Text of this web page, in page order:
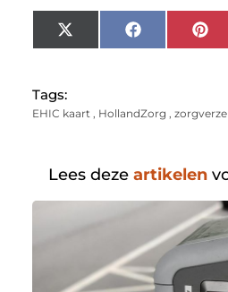
X
(Twitter)
Facebook
Tags:
EHIC kaart, HollandZorg ,
Lees deze artikelen